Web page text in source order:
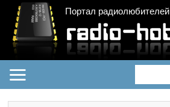
Портал радиолюбителей